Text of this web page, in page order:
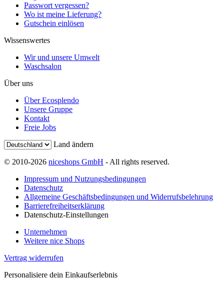
Passwort vergessen?
Wo ist meine Lieferung?
Gutschein einlösen
Wissenswertes
Wir und unsere Umwelt
Waschsalon
Über uns
Über Ecosplendo
Unsere Gruppe
Kontakt
Freie Jobs
Land ändern
© 2010-2026 niceshops GmbH - All rights reserved.
Impressum und Nutzungsbedingungen
Datenschutz
Allgemeine Geschäftsbedingungen und Widerrufsbelehrung
Barrierefreiheitserklärung
Datenschutz-Einstellungen
Unternehmen
Weitere nice Shops
Vertrag widerrufen
Personalisiere dein Einkaufserlebnis